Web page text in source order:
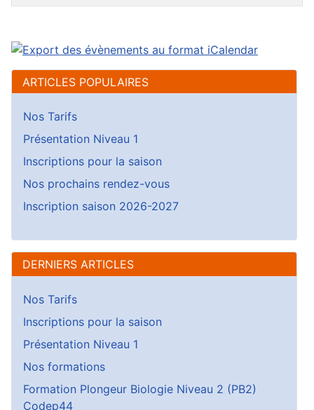
ARTICLES POPULAIRES
Nos Tarifs
Présentation Niveau 1
Inscriptions pour la saison
Nos prochains rendez-vous
Inscription saison 2026-2027
DERNIERS ARTICLES
Nos Tarifs
Inscriptions pour la saison
Présentation Niveau 1
Nos formations
Formation Plongeur Biologie Niveau 2 (PB2)
Codep44